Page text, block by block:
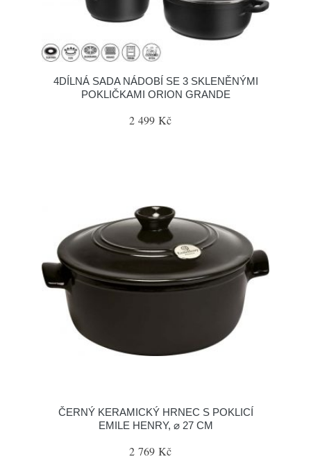
4DÍLNÁ SADA NÁDOBÍ SE 3 SKLENĚNÝMI
POKLIČKAMI ORION GRANDE
2 499 Kč
ČERNÝ KERAMICKÝ HRNEC S POKLICÍ
EMILE HENRY, ⌀ 27 CM
2 769 Kč